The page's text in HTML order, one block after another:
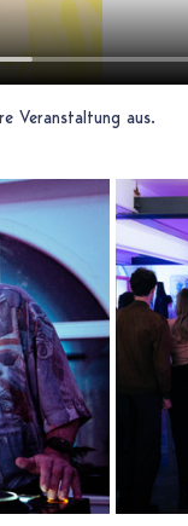
Veranstaltung aus.